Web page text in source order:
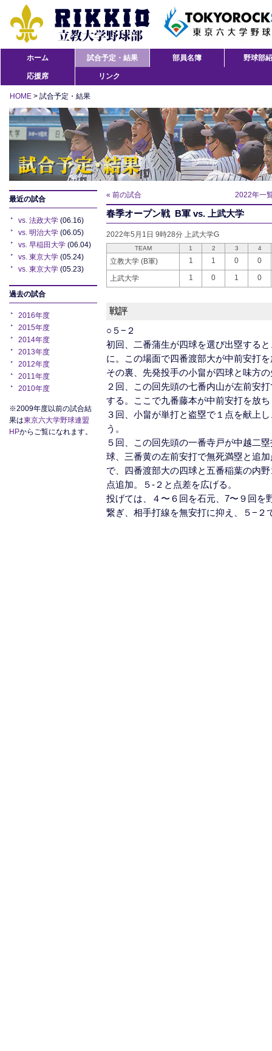
ホーム 試合予定・結果 部員名簿 野球部
応援席 リンク
HOME > 試合予定・結果
最近の試合
vs. 法政大学 (06.16)
vs. 明治大学 (06.05)
vs. 早稲田大学 (06.04)
vs. 東京大学 (05.24)
vs. 東京大学 (05.23)
過去の試合
2016年度
2015年度
2014年度
2013年度
2012年度
2011年度
2010年度
※2009年度以前の試合結
果は東京六大学野球連盟
HPからご覧になれます。
« 前の試合 2022年一
春季オープン戦 B軍 vs. 上武大学
2022年5月1日 9時28分 上武大学G
TEAM 1 2 3 4
立教大学 (B軍) 1 1 0 0
上武大学 1 0 1 0
戦評
○５−２
初回、二番蒲生が四球を選び出塁する
に。この場面で四番渡部大が中前安打
その裏、先発投手の小畠が四球と味方
２回、この回先頭の七番内山が左前安
する。ここで九番藤本が中前安打を放
３回、小畠が単打と盗塁で１点を献上
う。
５回、この回先頭の一番寺戸が中越二
球、三番黄の左前安打で無死満塁と追
で、四番渡部大の四球と五番稲葉の内
点追加。５-２と点差を広げる。
投げては、４〜６回を石元、7〜９回を
繋ぎ、相手打線を無安打に抑え、５−２